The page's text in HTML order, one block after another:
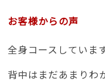
お客様からの声
全身コースしていま
背中はまだあまりわ